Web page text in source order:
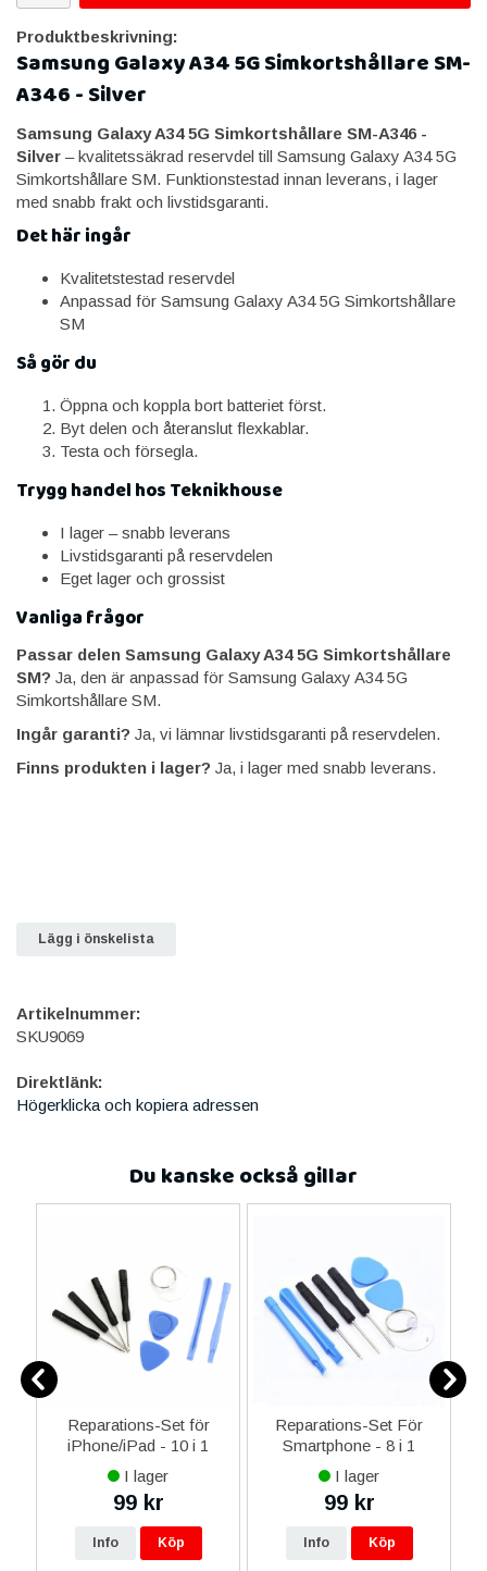
Produktbeskrivning:
Samsung Galaxy A34 5G Simkortshållare SM-
A346 - Silver
Samsung Galaxy A34 5G Simkortshållare SM-A346 -
Silver – kvalitetssäkrad reservdel till Samsung Galaxy A34 5G
Simkortshållare SM. Funktionstestad innan leverans, i lager
med snabb frakt och livstidsgaranti.
Det här ingår
Kvalitetstestad reservdel
Anpassad för Samsung Galaxy A34 5G Simkortshållare
SM
Så gör du
Öppna och koppla bort batteriet först.
Byt delen och återanslut flexkablar.
Testa och försegla.
Trygg handel hos Teknikhouse
I lager – snabb leverans
Livstidsgaranti på reservdelen
Eget lager och grossist
Vanliga frågor
Passar delen Samsung Galaxy A34 5G Simkortshållare
SM? Ja, den är anpassad för Samsung Galaxy A34 5G
Simkortshållare SM.
Ingår garanti? Ja, vi lämnar livstidsgaranti på reservdelen.
Finns produkten i lager? Ja, i lager med snabb leverans.
Lägg i önskelista
Artikelnummer:
SKU9069
Direktlänk:
Högerklicka och kopiera adressen
Du kanske också gillar
Reparations-Set för
iPhone/iPad - 10 i 1
I lager
99 kr
Info Köp
Reparations-Set För
Smartphone - 8 i 1
I lager
99 kr
Info Köp